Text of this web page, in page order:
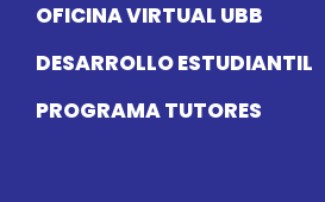
OFICINA VIRTUAL UBB
DESARROLLO ESTUDIANTIL
PROGRAMA TUTORES